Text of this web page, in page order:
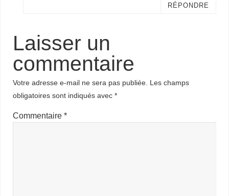
RÉPONDRE
Laisser un
commentaire
Votre adresse e-mail ne sera pas publiée. Les champs
obligatoires sont indiqués avec*
Commentaire*